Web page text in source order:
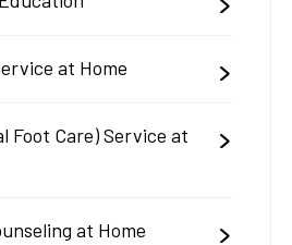
at Home
Foot Care) Service at
at Home